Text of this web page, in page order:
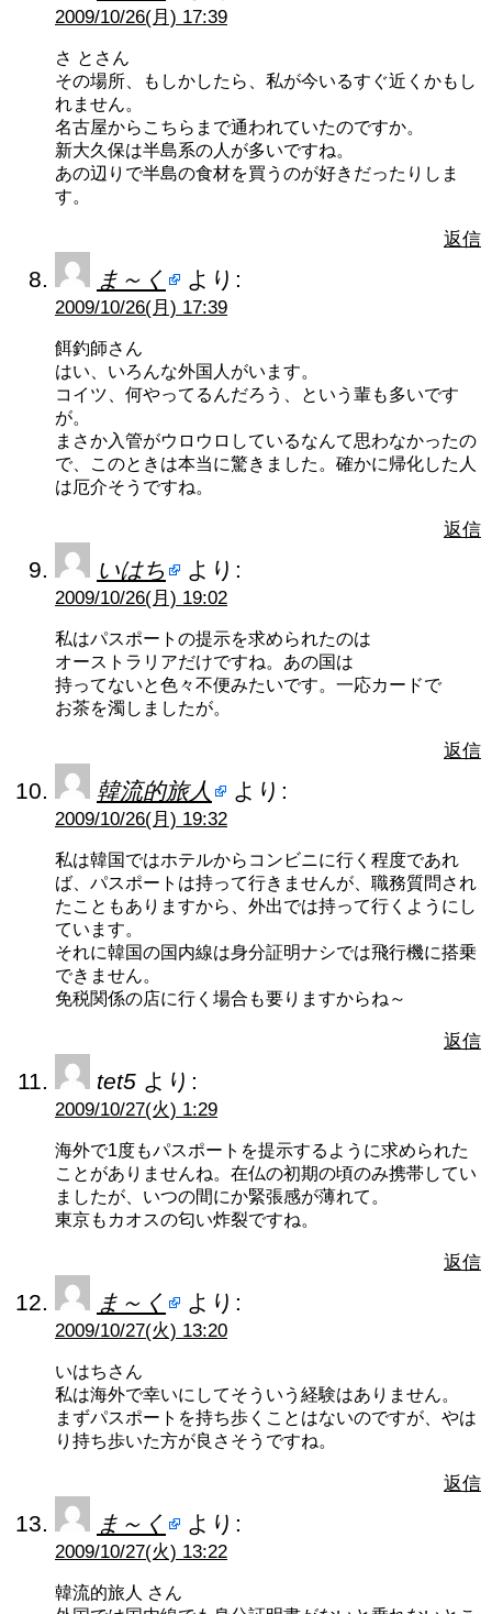
2009/10/26(月) 17:39
さ とさん
その場所、もしかしたら、私が今いるすぐ近くかもし
れません。
名古屋からこちらまで通われていたのですか。
新大久保は半島系の人が多いですね。
あの辺りで半島の食材を買うのが好きだったりしま
す。
返信
ま～く より:
2009/10/26(月) 17:39
餌釣師さん
はい、いろんな外国人がいます。
コイツ、何やってるんだろう、という輩も多いです
が。
まさか入管がウロウロしているなんて思わなかったの
で、このときは本当に驚きました。確かに帰化した人
は厄介そうですね。
返信
いはち より:
2009/10/26(月) 19:02
私はパスポートの提示を求められたのは
オーストラリアだけですね。あの国は
持ってないと色々不便みたいです。一応カードで
お茶を濁しましたが。
返信
韓流的旅人 より:
2009/10/26(月) 19:32
私は韓国ではホテルからコンビニに行く程度であれ
ば、パスポートは持って行きませんが、職務質問され
たこともありますから、外出では持って行くようにし
ています。
それに韓国の国内線は身分証明ナシでは飛行機に搭乗
できません。
免税関係の店に行く場合も要りますからね～
返信
tet5 より:
2009/10/27(火) 1:29
海外で1度もパスポートを提示するように求められた
ことがありませんね。在仏の初期の頃のみ携帯してい
ましたが、いつの間にか緊張感が薄れて。
東京もカオスの匂い炸裂ですね。
返信
ま～く より:
2009/10/27(火) 13:20
いはちさん
私は海外で幸いにしてそういう経験はありません。
まずパスポートを持ち歩くことはないのですが、やは
り持ち歩いた方が良さそうですね。
返信
ま～く より:
2009/10/27(火) 13:22
韓流的旅人 さん